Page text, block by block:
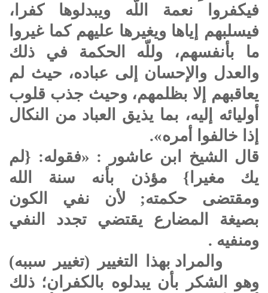
فيكفروا نعمة اللّه ويبدلوها كفرا،
فيسلبهم إياها ويغيرها عليهم كما غيروا
ما بأنفسهم، وللّه الحكمة في ذلك
والعدل والإحسان إلى عباده، حيث لم
يعاقبهم إلا بظلمهم، وحيث جذب قلوب
أوليائه إليه، بما يذيق العباد من النكال
إذا خالفوا أمره».
قال الشيخ ابن عاشور : «فقوله: {لم
يك مغيرا} مؤذن بأنه سنة الله
ومقتضى حكمته; لأن نفي الكون
بصيغة المضارع يقتضي تجدد النفي
ومنفيه .
والمراد بهذا التغيير (تغيير سببه)
وهو الشكر بأن يبدلوه بالكفران؛ ذلك